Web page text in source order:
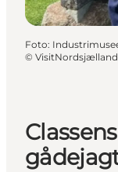
Foto:
© VisitNordsjælland